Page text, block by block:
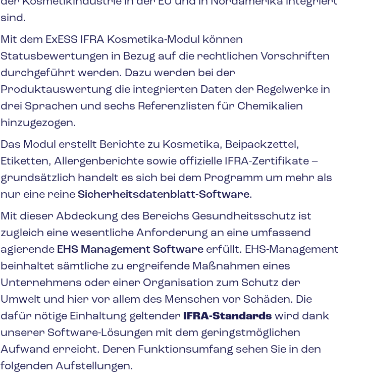
sind.
Mit dem ExESS IFRA Kosmetika-Modul können
Statusbewertungen in Bezug auf die rechtlichen Vorschriften
durchgeführt werden. Dazu werden bei der
Produktauswertung die integrierten Daten der Regelwerke in
drei Sprachen und sechs Referenzlisten für Chemikalien
hinzugezogen.
Das Modul erstellt Berichte zu Kosmetika, Beipackzettel,
Etiketten, Allergenberichte sowie offizielle IFRA-Zertifikate –
grundsätzlich handelt es sich bei dem Programm um mehr als
nur eine reine Sicherheitsdatenblatt-Software.
Mit dieser Abdeckung des Bereichs Gesundheitsschutz ist
zugleich eine wesentliche Anforderung an eine umfassend
agierende EHS Management Software erfüllt. EHS-Management
beinhaltet sämtliche zu ergreifende Maßnahmen eines
Unternehmens oder einer Organisation zum Schutz der
Umwelt und hier vor allem des Menschen vor Schäden. Die
dafür nötige Einhaltung geltender IFRA-Standards wird dank
unserer Software-Lösungen mit dem geringstmöglichen
Aufwand erreicht. Deren Funktionsumfang sehen Sie in den
folgenden Aufstellungen.